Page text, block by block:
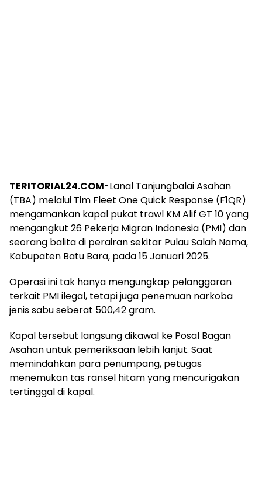
TERITORIAL24.COM-Lanal Tanjungbalai Asahan
(TBA) melalui Tim Fleet One Quick Response (F1QR)
mengamankan kapal pukat trawl KM Alif GT 10 yang
mengangkut 26 Pekerja Migran Indonesia (PMI) dan
seorang balita di perairan sekitar Pulau Salah Nama,
Kabupaten Batu Bara, pada 15 Januari 2025.
Operasi ini tak hanya mengungkap pelanggaran
terkait PMI ilegal, tetapi juga penemuan narkoba
jenis sabu seberat 500,42 gram.
Kapal tersebut langsung dikawal ke Posal Bagan
Asahan untuk pemeriksaan lebih lanjut. Saat
memindahkan para penumpang, petugas
menemukan tas ransel hitam yang mencurigakan
tertinggal di kapal.